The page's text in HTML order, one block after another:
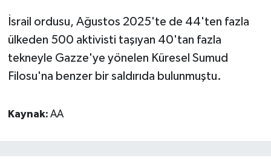
İsrail ordusu, Ağustos 2025'te de 44'ten fazla
ülkeden 500 aktivisti taşıyan 40'tan fazla
tekneyle Gazze'ye yönelen Küresel Sumud
Filosu'na benzer bir saldırıda bulunmuştu.
Kaynak: AA